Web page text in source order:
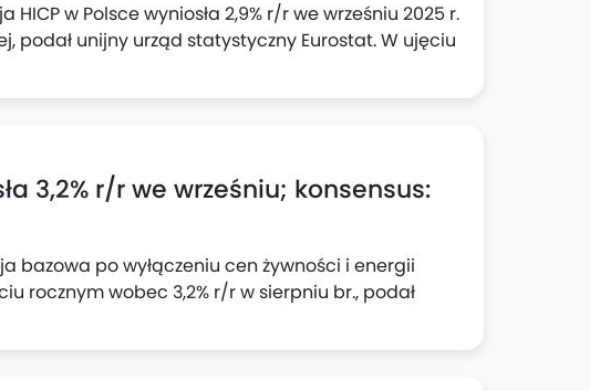
HICP w Polsce wyniosła 2,9% r/r we wrześniu 2025 r.
podał unijny urząd statystyczny Eurostat. W ujęciu
3,2% r/r we wrześniu; konsensus:
bazowa po wyłączeniu cen żywności i energii
rocznym wobec 3,2% r/r w sierpniu br., podał